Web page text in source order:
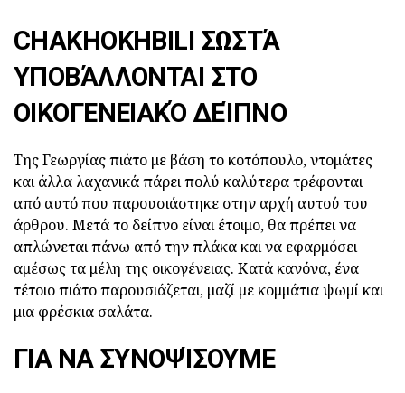
CHAKHOKHBILI ΣΩΣΤΆ
ΥΠΟΒΆΛΛΟΝΤΑΙ ΣΤΟ
ΟΙΚΟΓΕΝΕΙΑΚΌ ΔΕΊΠΝΟ
Της Γεωργίας πιάτο με βάση το κοτόπουλο, ντομάτες
και άλλα λαχανικά πάρει πολύ καλύτερα τρέφονται
από αυτό που παρουσιάστηκε στην αρχή αυτού του
άρθρου. Μετά το δείπνο είναι έτοιμο, θα πρέπει να
απλώνεται πάνω από την πλάκα και να εφαρμόσει
αμέσως τα μέλη της οικογένειας. Κατά κανόνα, ένα
τέτοιο πιάτο παρουσιάζεται, μαζί με κομμάτια ψωμί και
μια φρέσκια σαλάτα.
ΓΙΑ ΝΑ ΣΥΝΟΨΊΣΟΥΜΕ